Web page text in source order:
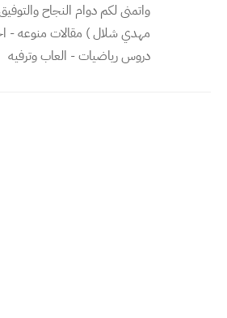
واتمنى لكم دوام النجاح
مهدي شلال ) مقالات منوعه -
دروس رياضيات - العاب وترفيه